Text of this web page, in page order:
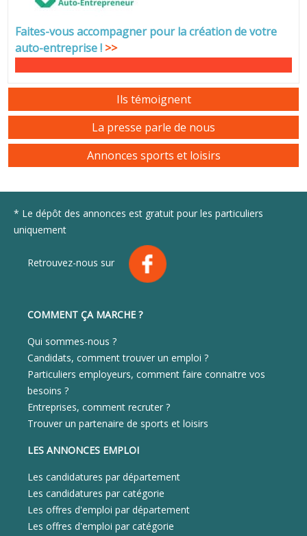
Faites-vous accompagner pour la création de votre
auto-entreprise! >>
Ils témoignent
La presse parle de nous
Annonces sports et loisirs
* Le dépôt des annonces est gratuit pour les particuliers
uniquement
Retrouvez-nous sur
COMMENT ÇA MARCHE ?
Qui sommes-nous ?
Candidats, comment trouver un emploi ?
Particuliers employeurs, comment faire connaitre vos
besoins ?
Entreprises, comment recruter ?
Trouver un partenaire de sports et loisirs
LES ANNONCES EMPLOI
Les candidatures par département
Les candidatures par catégorie
Les offres d'emploi par département
Les offres d'emploi par catégorie